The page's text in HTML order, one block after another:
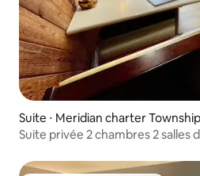
Suite ⋅ Meridian charter Township
Suite privée 2 chambres 2 salles